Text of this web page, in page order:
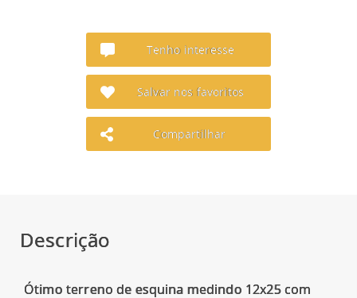
Tenho interesse
Salvar nos favoritos
Compartilhar
Descrição
Ótimo terreno de esquina medindo 12x25 com